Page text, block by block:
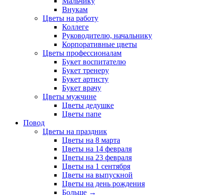
Внукам
Цветы на работу
Коллеге
Руководителю, начальнику
Корпоративные цветы
Цветы профессионалам
Букет воспитателю
Букет тренеру
Букет артисту
Букет врачу
Цветы мужчине
Цветы дедушке
Цветы папе
Повод
Цветы на праздник
Цветы на 8 марта
Цветы на 14 февраля
Цветы на 23 февраля
Цветы на 1 сентября
Цветы на выпускной
Цветы на день рождения
Больше →